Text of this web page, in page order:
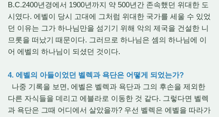
B.C.2400년경에서 1900년까지 약 500년간 존속했던 위대한 도
시였다. 에벨이 당시 고대에 그처럼 위대한 국가를 세울 수 있었
던 이유는 그가 하나님만을 섬기기 위해 악의 제국을 건설한 니
므롯을 떠났기 때문이다. 그러므로 하나님은 셈의 하나님에 이
어 에벨의 하나님이 되셨던 것이다.
4. 에벨의 아들이었던 벨렉과 욕단은 어떻게 되었는가?
나중 기록을 보면, 에벨은 벨렉과 욕단과 그의 후손을 제외한
다른 자식들을 데리고 에블라로 이동한 것 같다. 그렇다면 벨렉
과 욕단은 그때 어디에서 살았을까? 우선 벨렉은 에벨을 따라가